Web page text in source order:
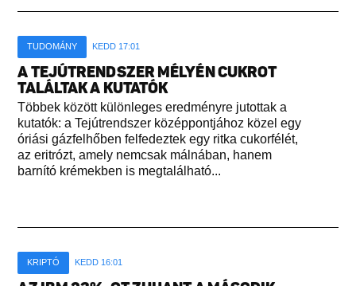
TUDOMÁNY KEDD 17:01
A TEJÚTRENDSZER MÉLYÉN CUKROT
TALÁLTAK A KUTATÓK
Többek között különleges eredményre jutottak a
kutatók: a Tejútrendszer középpontjához közel egy
óriási gázfelhőben felfedeztek egy ritka cukorfélét,
az eritrózt, amely nemcsak málnában, hanem
barnító krémekben is megtalálható...
KRIPTÓ KEDD 16:01